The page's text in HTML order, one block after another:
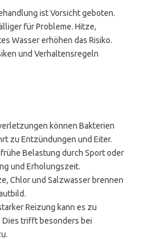
ist Vorsicht geboten.
für Probleme. Hitze,
Wasser erhöhen das Risiko.
und Verhaltensregeln
können Bakterien
zu Entzündungen und Eiter.
Belastung durch Sport oder
und Erholungszeit.
Chlor und Salzwasser brennen
Reizung kann es zu
Dies trifft besonders bei